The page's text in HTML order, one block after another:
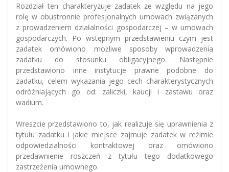
Rozdział ten charakteryzuje zadatek ze względu na jego
rolę w obustronnie profesjonalnych umowach związanych
z prowadzeniem działalności gospodarczej – w umowach
gospodarczych. Po wstępnym przedstawieniu czym jest
zadatek omówiono możliwe sposoby wprowadzenia
zadatku do stosunku obligacyjnego. Następnie
przedstawiono inne instytucje prawne podobne do
zadatku, celem wykazania jego cech charakterystycznych
odróżniających go od: zaliczki, kaucji i zastawu oraz
wadium.
Wreszcie przedstawiono to, jak realizuje się uprawnienia z
tytułu zadatku i jakie miejsce zajmuje zadatek w reżimie
odpowiedzialności kontraktowej oraz omówiono
przedawnienie roszczeń z tytułu tego dodatkowego
zastrzeżenia umownego.